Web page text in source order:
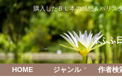
購入したＢＬ本の感想＆バリス
ふふふ
HOME ジャンル 作者検